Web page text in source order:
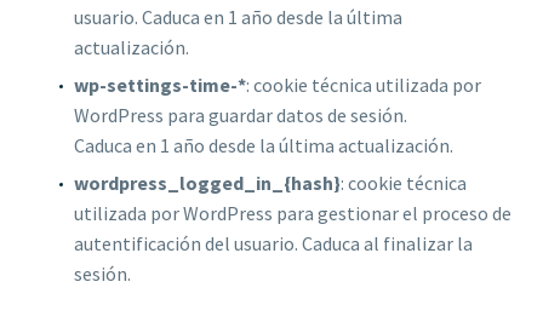
usuario. Caduca en 1 año desde la última
actualización.
wp-settings-time-*: cookie técnica utilizada por
WordPress para guardar datos de sesión.
Caduca en 1 año desde la última actualización.
wordpress_logged_in_{hash}: cookie técnica
utilizada por WordPress para gestionar el proceso de
autentificación del usuario. Caduca al finalizar la
sesión.